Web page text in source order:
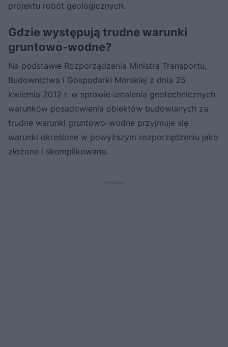
projektu robót geologicznych.
Gdzie występują trudne warunki
gruntowo-wodne?
Na podstawie Rozporządzenia Ministra Transportu,
Budownictwa i Gospodarki Morskiej z dnia 25
kwietnia 2012 r. w sprawie ustalenia geotechnicznych
warunków posadowienia obiektów budowlanych za
trudne warunki gruntowo-wodne przyjmuje się
warunki określone w powyższym rozporządzeniu jako
złożone i skomplikowane.